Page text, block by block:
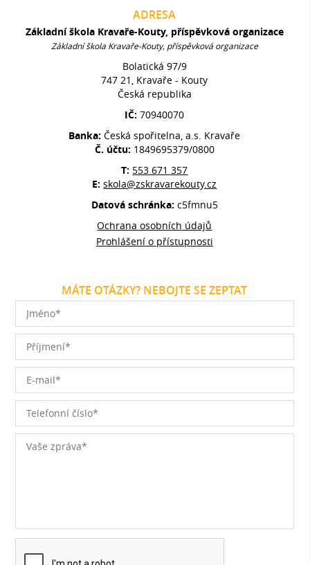
ADRESA
Základní škola Kravaře-Kouty, příspěvková organizace
Základní škola Kravaře-Kouty, příspěvková organizace
Bolatická 97/9
747 21, Kravaře - Kouty
Česká republika
IČ:70940070
Banka:Česká spořitelna, a.s. Kravaře
Č. účtu: 1849695379/0800
T: 553 671 357
E:skola@zskravarekouty.cz
Datová schránka: c5fmnu5
Ochrana osobních údajů
Prohlášení o přístupnosti
MÁTE OTÁZKY? NEBOJTE SE ZEPTAT